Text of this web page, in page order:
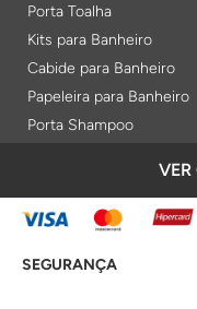
Porta Toalha
Kits para Banheiro
Cabide para Banheiro
Papeleira para Banheiro
Porta Shampoo
Porta Toalha Aquecido
Lixeiras
VER
FORMAS DE
SEGURANÇA